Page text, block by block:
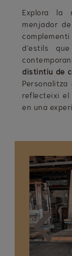
Explora la
menjador
d'estils
distintiu de
reflecteixi
en una